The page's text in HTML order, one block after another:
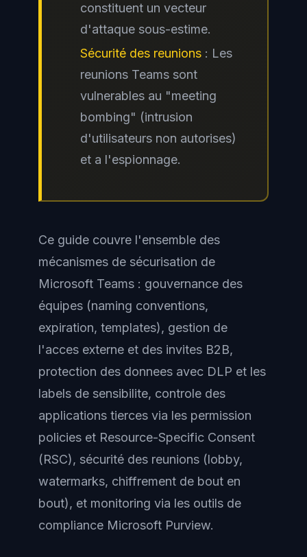
constituent un vecteur
d'attaque sous-estime.
Sécurité des reunions : Les
reunions Teams sont
vulnerables au "meeting
bombing" (intrusion
d'utilisateurs non autorises)
et a l'espionnage.
Ce guide couvre l'ensemble des
mécanismes de sécurisation de
Microsoft Teams : gouvernance des
équipes (naming conventions,
expiration, templates), gestion de
l'acces externe et des invites B2B,
protection des donnees avec DLP et les
labels de sensibilite, controle des
applications tierces via les permission
policies et Resource-Specific Consent
(RSC), sécurité des reunions (lobby,
watermarks, chiffrement de bout en
bout), et monitoring via les outils de
compliance Microsoft Purview.